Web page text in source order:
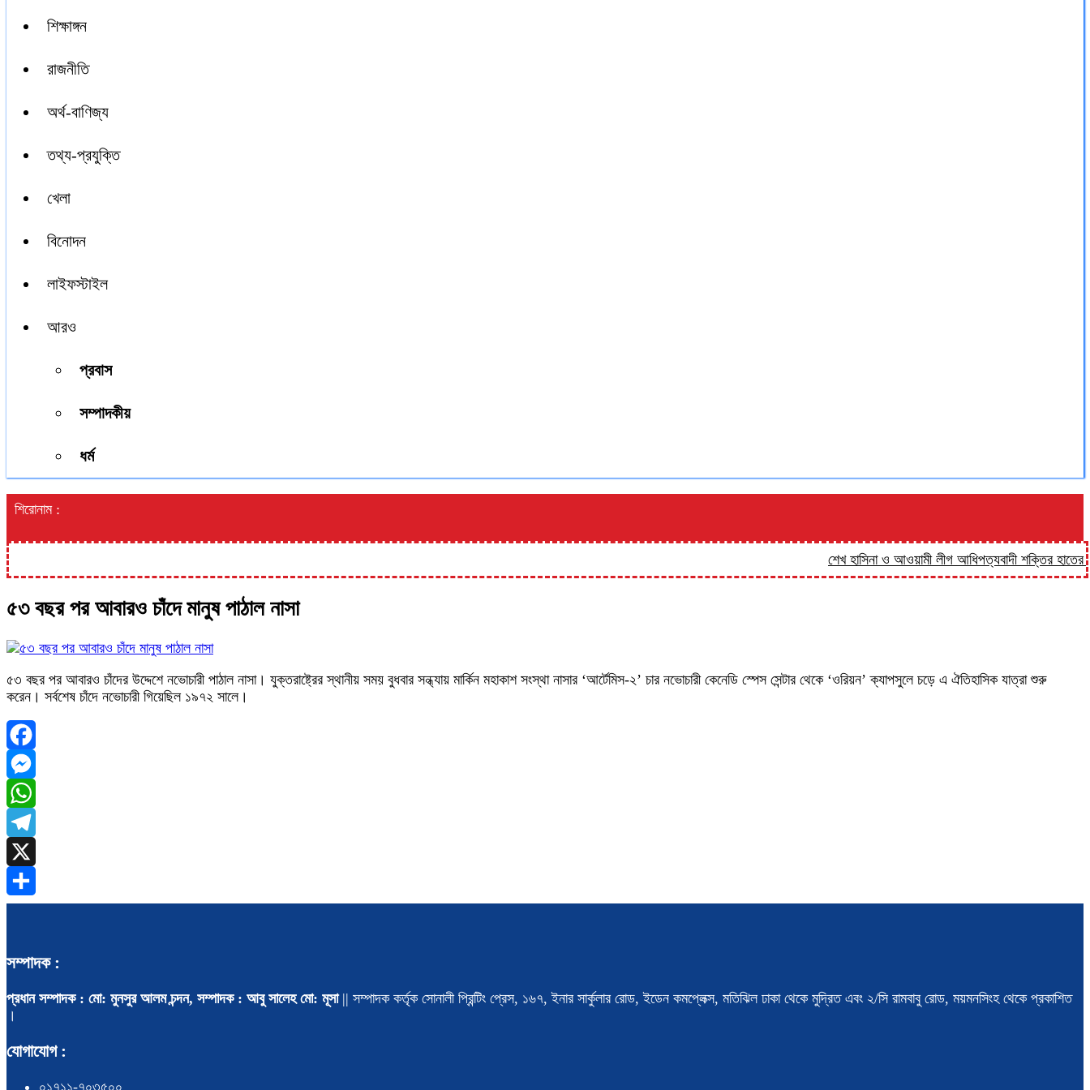
শিক্ষাঙ্গন
রাজনীতি
অর্থ-বাণিজ্য
তথ্য-প্রযুক্তি
খেলা
বিনোদন
লাইফস্টাইল
আরও
প্রবাস
সম্পাদকীয়
ধর্ম
শিরোনাম :
শেখ হাসিনা ও আওয়ামী লীগ আধিপত্যবাদী শক্তির হাতের
৫৩ বছর পর আবারও চাঁদে মানুষ পাঠাল নাসা
৫৩ বছর পর আবারও চাঁদের উদ্দেশে নভোচারী পাঠাল নাসা। যুক্তরাষ্ট্রের স্থানীয় সময় বুধবার সন্ধ্যায় মার্কিন মহাকাশ সংস্থা নাসার ‘আর্টেমিস-২’ চার নভোচারী কেনেডি স্পেস সেন্টার থেকে ‘ওরিয়ন’ ক্যাপসুলে চড়ে এ ঐতিহাসিক যাত্রা শুরু
করেন। সর্বশেষ চাঁদে নভোচারী গিয়েছিল ১৯৭২ সালে।
Facebook
Messenger
WhatsApp
Telegram
X
সম্পাদক :
প্রধান সম্পাদক : মো: মুনসুর আলম চন্দন, সম্পাদক : আবু সালেহ মো: মূসা|| সম্পাদক কর্তৃক সোনালী প্রিন্টিং প্রেস, ১৬৭, ইনার সার্কুলার রোড, ইডেন কমপ্লেক্স, মতিঝিল ঢাকা থেকে মুদ্রিত এবং ২/সি রামবাবু রোড, ময়মনসিংহ থেকে প্রকাশিত
।
যোগাযোগ :
০১৭১১-৭০৩৫০০